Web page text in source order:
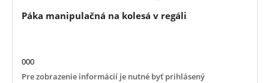
Páka manipulačná na kolesá v regáli
000
Pre zobrazenie informácií je nutné byť prihlásený